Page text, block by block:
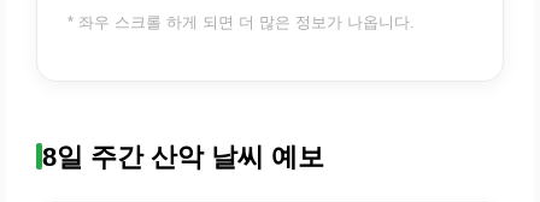
* 좌우 스크롤 하게 되면 더 많은 정보가 나옵니다.
8일 주간 산악 날씨 예보